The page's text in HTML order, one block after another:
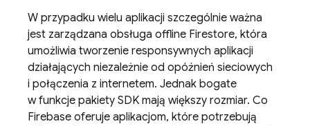
W przypadku wielu aplikacji szczególnie ważna
jest zarządzana obsługa offline Firestore, która
umożliwia tworzenie responsywnych aplikacji
działających niezależnie od opóźnień sieciowych
i połączenia z internetem. Jednak bogate
w funkcje pakiety SDK mają większy rozmiar. Co
Firebase oferuje aplikacjom, które potrzebują